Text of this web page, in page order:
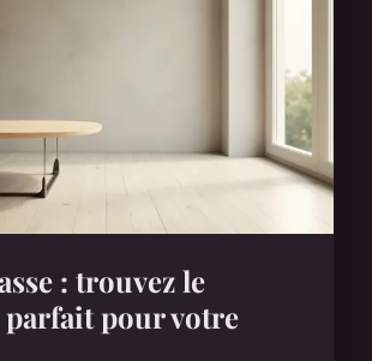
: trouvez le
parfait pour votre